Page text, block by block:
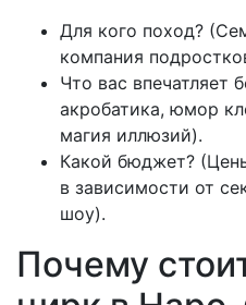
Для кого поход?
компания
Что вас впечатляет
акробатика, юмор
магия иллюзий).
Какой бюджет?
в зависимости от
шоу).
Почему